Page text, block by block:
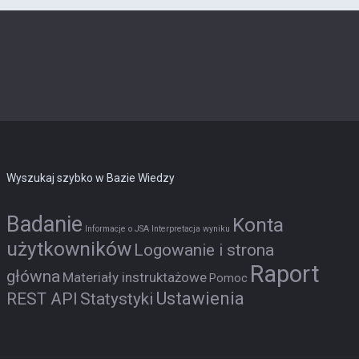
Wyszukaj szybko w Bazie Wiedzy
Badanie Informacje o JSA Interpretacja wyniku Konta
użytkowników Logowanie i strona
główna Materiały instruktażowe Pomoc Raport
REST API Statystyki Ustawienia